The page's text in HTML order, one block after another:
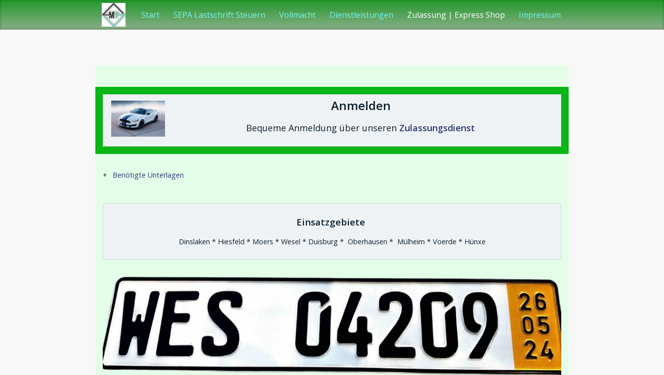
Start SEPA Lastschrift Steuern Vollmacht Dienstleistungen Zulassung | Express Shop Impressum
Anmelden
Bequeme Anmeldung über unseren Zulassungsdienst
Benötigte Unterlagen
Einsatzgebiete
Dinslaken * Hiesfeld * Moers * Wesel * Duisburg * Oberhausen * Mülheim * Voerde * Hünxe